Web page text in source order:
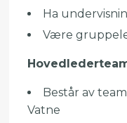
Ha
Være
Består av
Vatne